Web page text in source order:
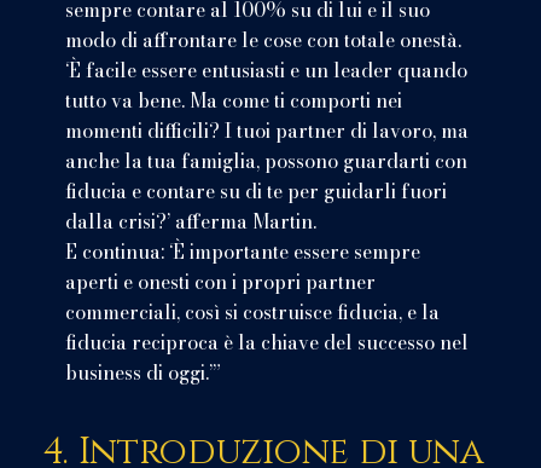
sempre contare al 100% su di lui e il suo
modo di affrontare le cose con totale onestà.
‘È facile essere entusiasti e un leader quando
tutto va bene. Ma come ti comporti nei
momenti difficili? I tuoi partner di lavoro, ma
anche la tua famiglia, possono guardarti con
fiducia e contare su di te per guidarli fuori
dalla crisi?’ afferma Martin.
E continua: ‘È importante essere sempre
aperti e onesti con i propri partner
commerciali, così si costruisce fiducia, e la
fiducia reciproca è la chiave del successo nel
business di oggi.’”
4. Introduzione di una